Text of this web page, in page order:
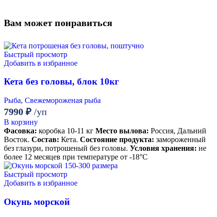
Вам может понравиться
Быстрый просмотр
Добавить в избранное
Кета без головы, блок 10кг
Рыба, Свежемороженая рыба
7990 ₽ /уп
В корзину
Фасовка: коробка 10-11 кг Место вылова: Россия, Дальний
Восток. Состав: Кета. Состояние продукта: замороженный
без глазури, потрошеный без головы. Условия хранения: не
более 12 месяцев при температуре от -18°С
Быстрый просмотр
Добавить в избранное
Окунь морской